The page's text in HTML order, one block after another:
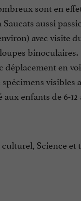
sont en
aussi
avec visite
binoculaires.
déplacement en
visibles
enfants de 6-
Science et